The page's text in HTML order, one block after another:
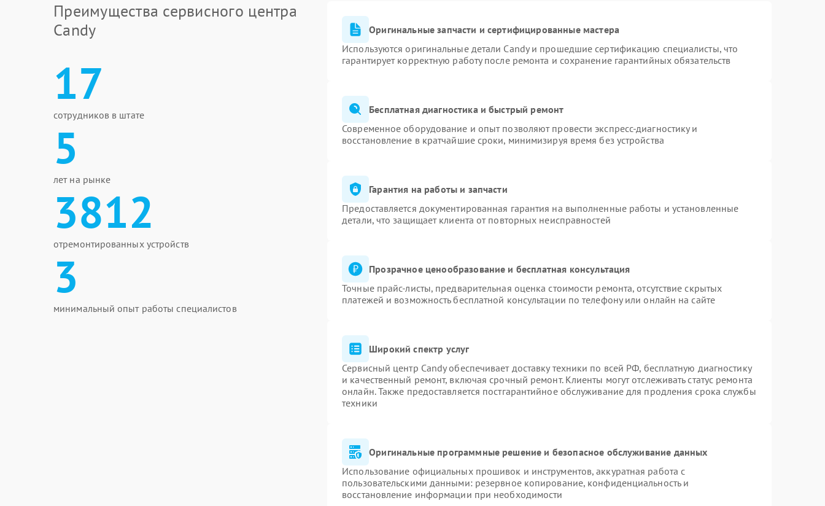
Преимущества сервисного центра
Candy
17
сотрудников в штате
5
лет на рынке
3812
отремонтированных устройств
3
минимальный опыт работы специалистов
Оригинальные запчасти и сертифицированные мастера
Используются оригинальные детали Candy и прошедшие сертификацию специалисты, что
гарантирует корректную работу после ремонта и сохранение гарантийных обязательств
Бесплатная диагностика и быстрый ремонт
Современное оборудование и опыт позволяют провести экспресс-диагностику и
восстановление в кратчайшие сроки, минимизируя время без устройства
Гарантия на работы и запчасти
Предоставляется документированная гарантия на выполненные работы и установленные
детали, что защищает клиента от повторных неисправностей
Прозрачное ценообразование и бесплатная консультация
Точные прайс-листы, предварительная оценка стоимости ремонта, отсутствие скрытых
платежей и возможность бесплатной консультации по телефону или онлайн на сайте
Широкий спектр услуг
Сервисный центр Candy обеспечивает доставку техники по всей РФ, бесплатную диагностику
и качественный ремонт, включая срочный ремонт. Клиенты могут отслеживать статус ремонта
онлайн. Также предоставляется постгарантийное обслуживание для продления срока службы
техники
Оригинальные программные решение и безопасное обслуживание данных
Использование официальных прошивок и инструментов, аккуратная работа с
пользовательскими данными: резервное копирование, конфиденциальность и
восстановление информации при необходимости